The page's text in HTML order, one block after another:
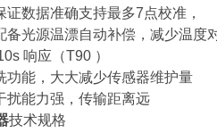
数据准确支持最多7点校准，
备光源温漂自动补偿，减少温度
响应（T90 ）
功能，大大减少传感器维护量
扰能力强，传输距离远
技术规格